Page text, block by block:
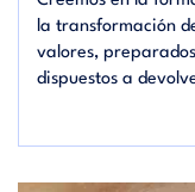
la transformación
valores,
dispuestos a